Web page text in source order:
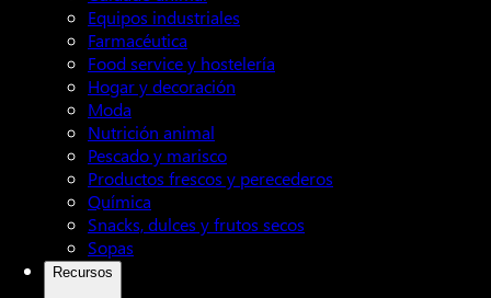
Equipos industriales
Farmacéutica
Food service y hostelería
Hogar y decoración
Moda
Nutrición animal
Pescado y marisco
Productos frescos y perecederos
Química
Snacks, dulces y frutos secos
Sopas
Recursos